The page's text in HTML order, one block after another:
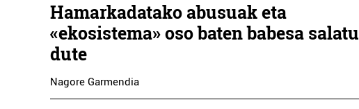
Hamarkadatako abusuak eta
«ekosistema» oso baten babesa salatu
dute
Nagore Garmendia